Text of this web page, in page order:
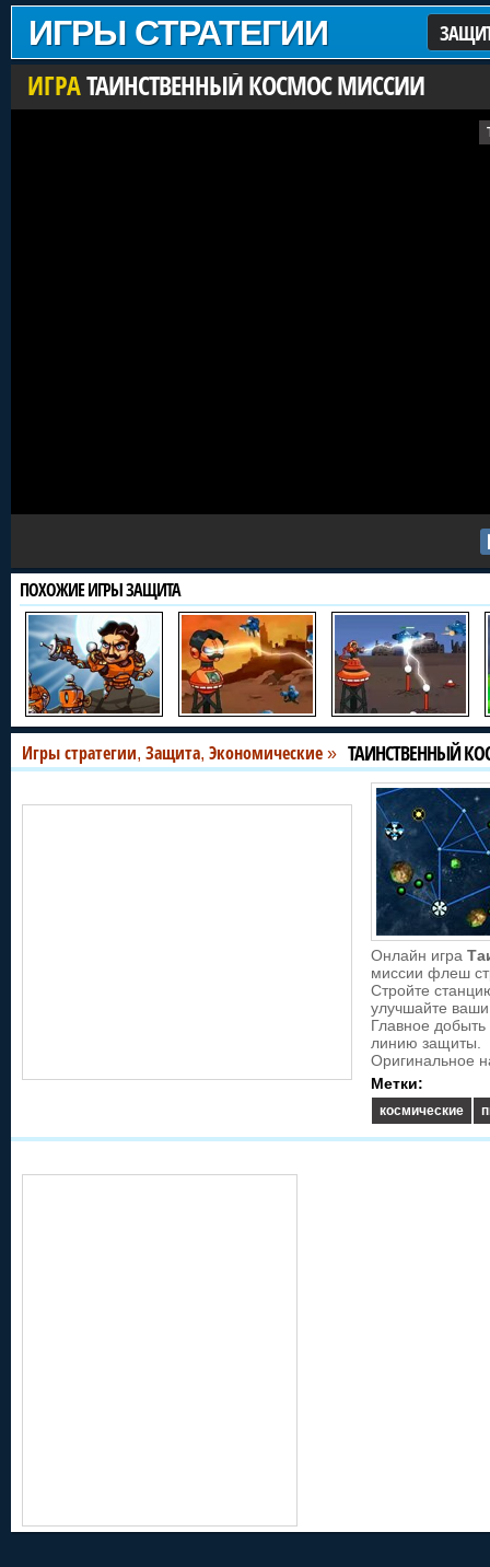
ИГРЫ СТРАТЕГИИ
ИГРАТАИНСТВЕННЫЙ КОСМОС МИССИИ
ПОХОЖИЕ ИГРЫ ЗАЩИТА
Игры стратегии, Защита, Экономические » ТАИНСТВЕННЫЙ
Онлайн игра
миссии флеш
Стройте
улучшайте
Главное
линию защиты.
Оригинальное
Метки:
космические